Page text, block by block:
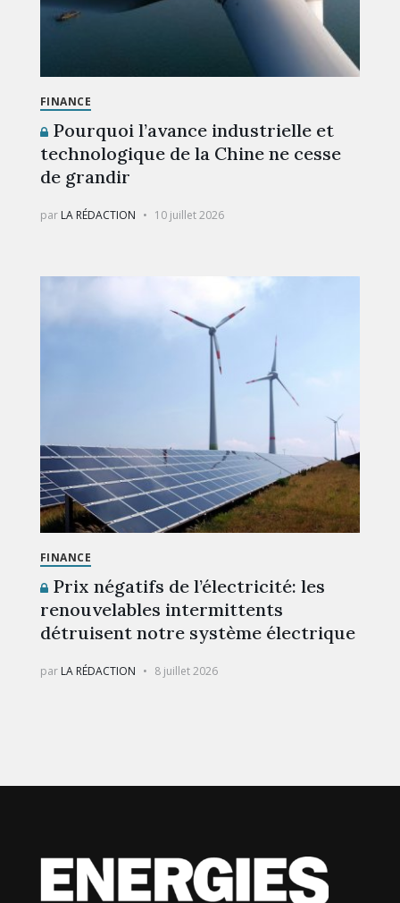
FINANCE
Pourquoi l’avance industrielle et
technologique de la Chine ne cesse
de grandir
par LA RÉDACTION 10 juillet 2026
FINANCE
Prix négatifs de l’électricité: les
renouvelables intermittents
détruisent notre système électrique
par LA RÉDACTION 8 juillet 2026